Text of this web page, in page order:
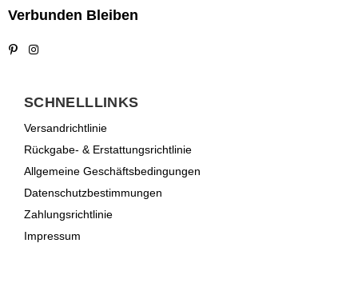
Verbunden Bleiben
PinterestInstagram
SCHNELLLINKS
Versandrichtlinie
Rückgabe- & Erstattungsrichtlinie
Allgemeine Geschäftsbedingungen
Datenschutzbestimmungen
Zahlungsrichtlinie
Impressum